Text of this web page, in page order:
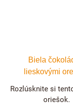
Biela
lieskovými
Rozlúsknite si
oriešok.